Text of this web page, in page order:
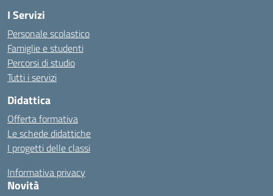
I Servizi
Personale scolastico
Famiglie e studenti
Percorsi di studio
Tutti i servizi
Didattica
Offerta formativa
Le schede didattiche
I progetti delle classi
Informativa privacy
Novità